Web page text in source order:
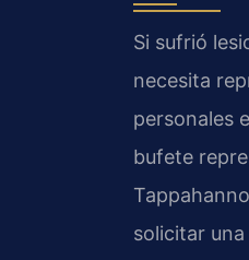
Si sufrió
necesita
personales
bufete
solicitar